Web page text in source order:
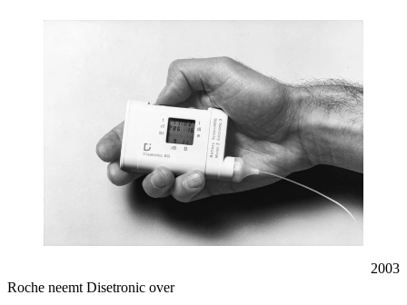
2003
Roche neemt Disetronic over